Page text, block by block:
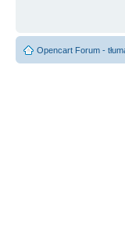
Opencart Forum -